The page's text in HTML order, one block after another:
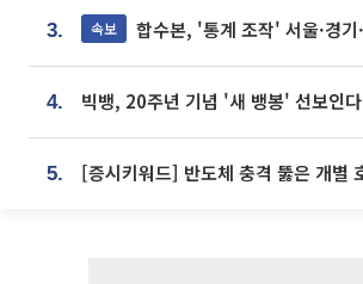
3. 속보 합수본, '통계 조작' 서울·경기·충북 선관위
4.
5.